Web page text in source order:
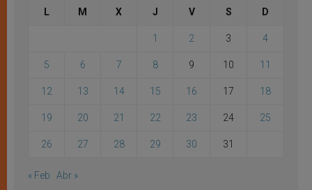
L M X J V S D
1 2 3 4
5 6 7 8 9 10 11
12 13 14 15 16 17 18
19 20 21 22 23 24 25
26 27 28 29 30 31
« Feb Abr »